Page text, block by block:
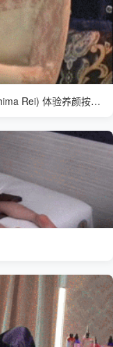
SONE-440 2024 黑岛玲衣(黒島玲衣 Kuroshima Rei) 体验养颜按摩的清秀女大学生